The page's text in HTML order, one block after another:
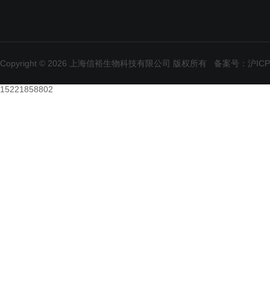
Copyright © 2026 上海信裕生物科技有限公司 版权所有 备案号：沪
15221858802